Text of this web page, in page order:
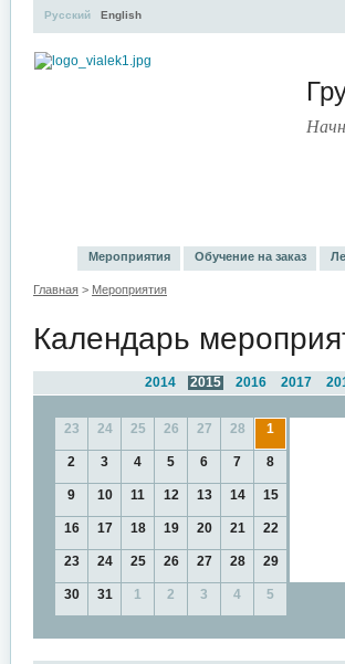
Русский English
Мероприятия Обучение на заказ
Главная > Мероприятия
Календарь
2017
2016
2015
2014
23 24 25 26 27 28 1
2 3 4 5 6 7 8
9 10 11 12 13 14 15
16 17 18 19 20 21 22
23 24 25 26 27 28 29
30 31 1 2 3 4 5